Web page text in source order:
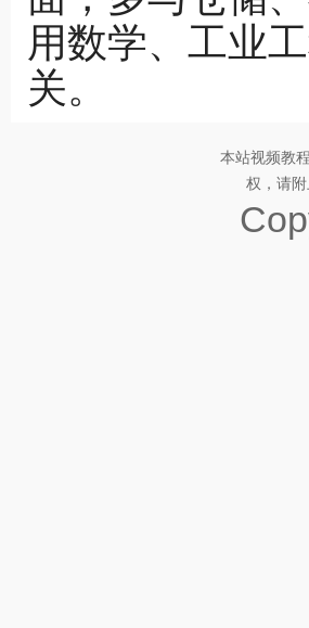
用数学、工业
关。
本站视频教
权，请